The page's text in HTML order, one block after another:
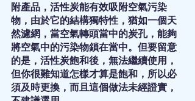
附產品，活性炭能有效吸附空氣污染
物，由於它的結構獨特性，猶如一個天
然濾網，當空氣轉頭當中的炭孔，能夠
將空氣中的污染物鎖在當中。但要留意
的是，活性炭飽和後，無法繼續使用，
但你很難知道怎樣才算是飽和，所以必
須及時更換，而且這個做法未經證實，